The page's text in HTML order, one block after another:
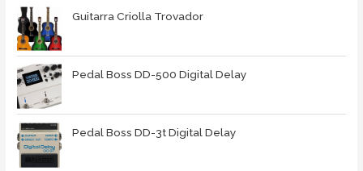
Guitarra Criolla Trovador
Pedal Boss DD-500 Digital Delay
Pedal Boss DD-3t Digital Delay